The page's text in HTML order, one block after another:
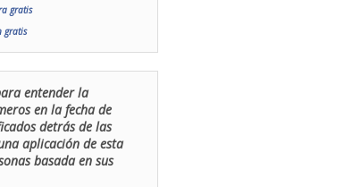
gratis
gratis
entender la
en la fecha de
detrás de las
aplicación de esta
basada en sus